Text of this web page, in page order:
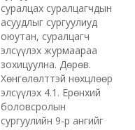
суралцах суралцагчдын
асуудлыг сургуулиуд
оюутан, суралцагч
элсүүлэх журмаараа
зохицуулна. Дөрөв.
Хөнгөлөлттэй нөхцлөөр
элсүүлэх 4.1. Ерөнхий
боловсролын
сургуулийн 9-р ангийг